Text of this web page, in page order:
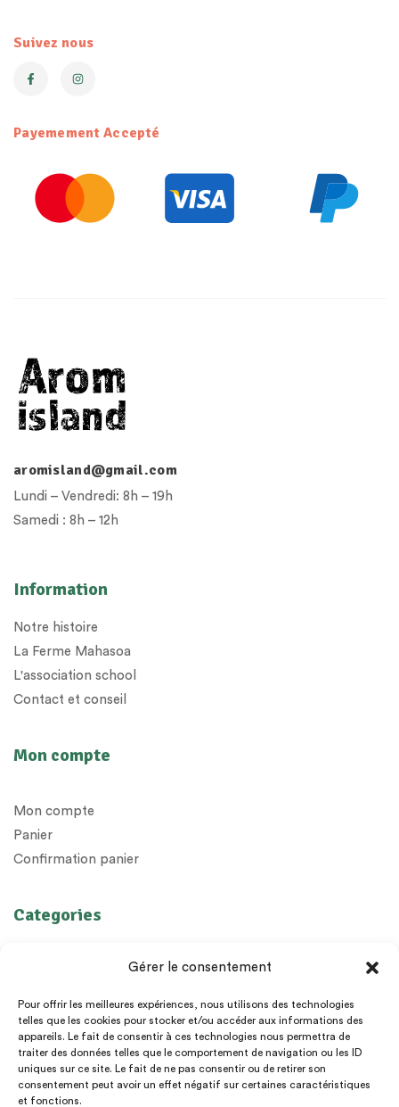
Gérer le consentement
Pour offrir les meilleures expériences, nous utilisons des technologies
telles que les cookies pour stocker et/ou accéder aux informations des
appareils. Le fait de consentir à ces technologies nous permettra de
traiter des données telles que le comportement de navigation ou les ID
uniques sur ce site. Le fait de ne pas consentir ou de retirer son
consentement peut avoir un effet négatif sur certaines caractéristiques
et fonctions.
Suivez nous
Payemement Accepté
Information
Notre histoire
La Ferme Mahasoa
L'association school
Contact et conseil
Mon compte
Mon compte
Panier
Confirmation panier
Categories
Préparations
Diffuseurs
Epices
Livres et cadeaux
aromisland@gmail.com
Lundi – Vendredi: 8h – 19h
Samedi : 8h – 12h